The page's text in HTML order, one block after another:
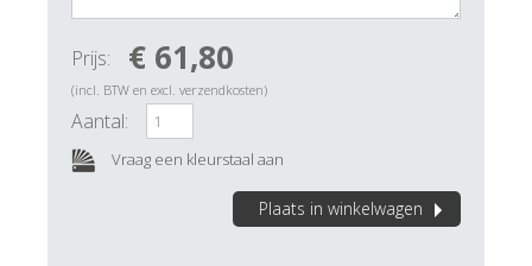
Plaats in winkelwagen
Prijs: € 61,80
(incl. BTW en excl. verzendkosten)
Aantal:
Vraag een kleurstaal aan